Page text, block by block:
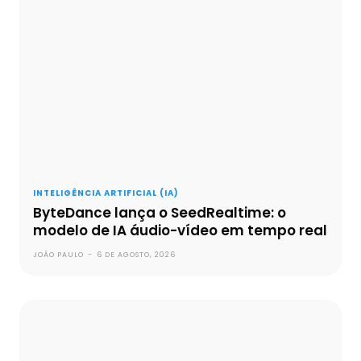
INTELIGÊNCIA ARTIFICIAL (IA)
ByteDance lança o SeedRealtime: o
modelo de IA áudio-vídeo em tempo real
JOÃO PAULO - 6 DE AGOSTO, 2026